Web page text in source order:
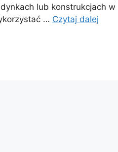
lub konstrukcjach w
… Czytaj dalej